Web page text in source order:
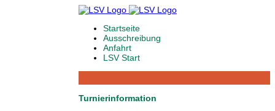
Startseite
Ausschreibung
Anfahrt
LSV Start
Turnierinformation